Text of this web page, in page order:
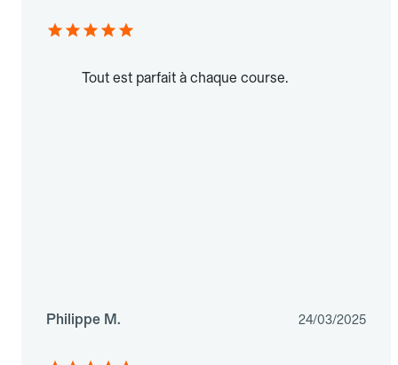
Tout est parfait à chaque course.
Philippe M. 24/03/2025